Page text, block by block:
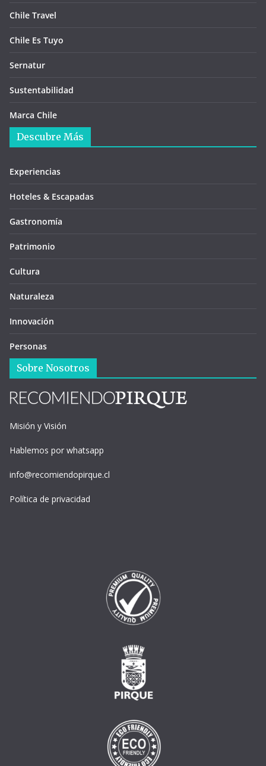
Chile Travel
Chile Es Tuyo
Sernatur
Sustentabilidad
Marca Chile
Descubre Más
Experiencias
Hoteles & Escapadas
Gastronomía
Patrimonio
Cultura
Naturaleza
Innovación
Personas
Sobre Nosotros
Misión y Visión
Hablemos por whatsapp
info@recomiendopirque.cl
Política de privacidad